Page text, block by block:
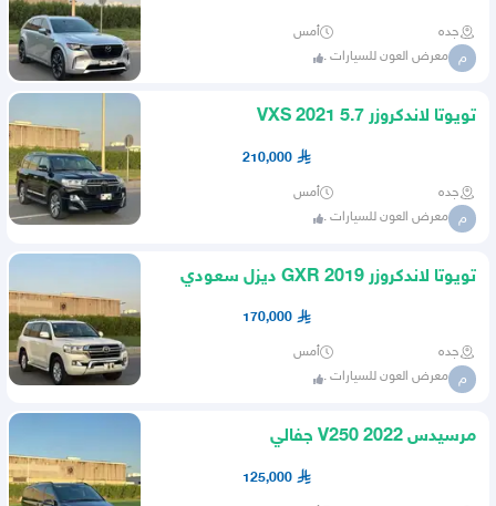
جده أمس
م معرض العون للسيارات .
تويوتا لاندكروزر VXS 2021 5.7
210,000
جده أمس
م معرض العون للسيارات .
تويوتا لاندكروزر GXR 2019 ديزل سعودي
170,000
جده أمس
م معرض العون للسيارات .
مرسيدس V250 2022 جفالي
125,000